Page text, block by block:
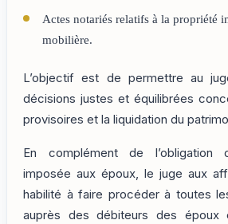
Actes notariés relatifs à la propriété
mobilière.
L’objectif est de permettre au
décisions justes et équilibrées
provisoires et la liquidation du
En complément de l’obligation
imposée aux époux, le juge aux
habilité à faire procéder à toutes
auprès des débiteurs des époux